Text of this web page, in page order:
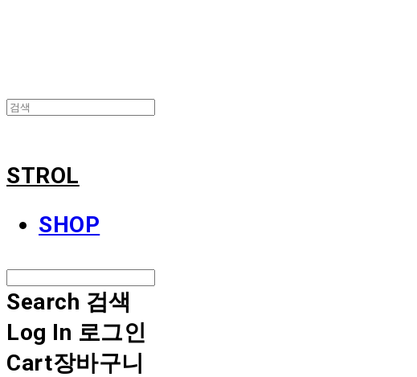
STROL
SHOP
Search 검색
Log In 로그인
Cart장바구니